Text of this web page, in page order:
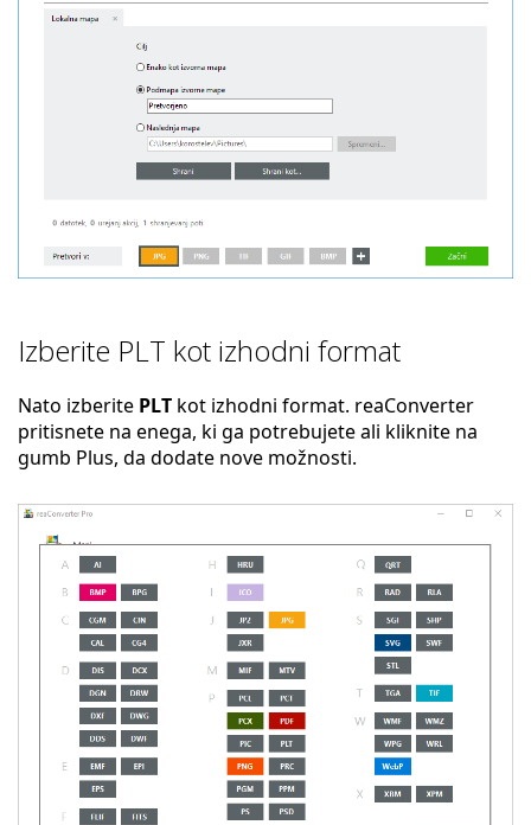
Izberite PLT kot izhodni format
Nato izberite PLT kot izhodni format. reaConverter
pritisnete na enega, ki ga potrebujete ali kliknite na
gumb Plus, da dodate nove možnosti.